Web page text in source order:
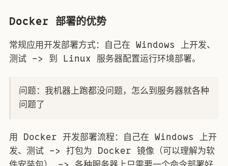
Docker 部署的优势
常规应用开发部署方式：自己在 Windows 上开发、
测试 –> 到 Linux 服务器配置运行环境部署。
问题：我机器上跑都没问题，怎么到服务器就各种
问题了
用 Docker 开发部署流程：自己在 Windows 上开
发、测试 –> 打包为 Docker 镜像（可以理解为软